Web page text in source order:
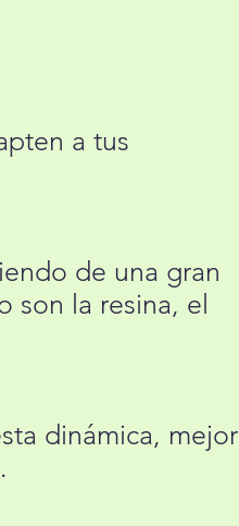
a tus
de una gran
son la resina, el
dinámica, mejor